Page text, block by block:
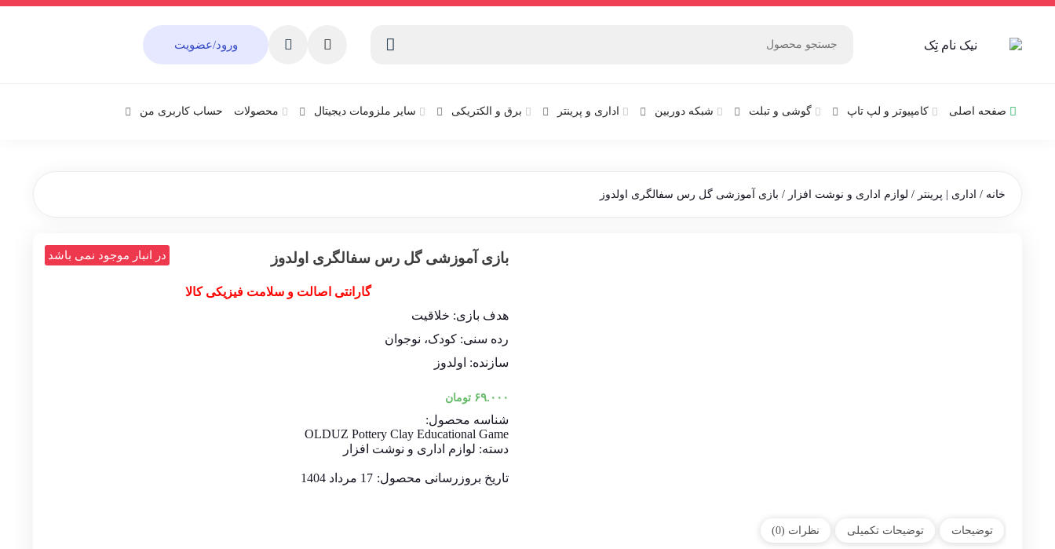
ورود/عضویت
صفحه اصلی کامپیوتر و‌‌‌‌‌ لپ تاپ گوشی و تبلت شبکه دوربین اداری و پرینتر برق و الکتریکی سایر ملزومات دیجیتال محصولات حساب کاربری من
خانه / اداری | پرینتر / لوازم اداری و نوشت افزار / بازی آموزشی گل رس سفالگری اولدوز
بازی آموزشی گل رس سفالگری اولدوز
گارانتی اصالت و سلامت فیزیکی کالا
هدف بازی: خلاقیت
رده سنی: کودک، نوجوان
سازنده: اولدوز
۶۹.۰۰۰ تومان
در انبار موجود نمی باشد
شناسه محصول:
OLDUZ Pottery Clay Educational Game
دسته: لوازم اداری و نوشت افزار
تاریخ بروزرسانی محصول: 17 مرداد 1404
توضیحات توضیحات تکمیلی نظرات (0)